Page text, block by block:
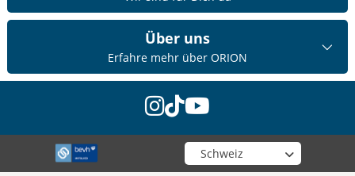
Über uns
Erfahre mehr über ORION
instagram
tiktok
youtube
Wähle deinen Shop